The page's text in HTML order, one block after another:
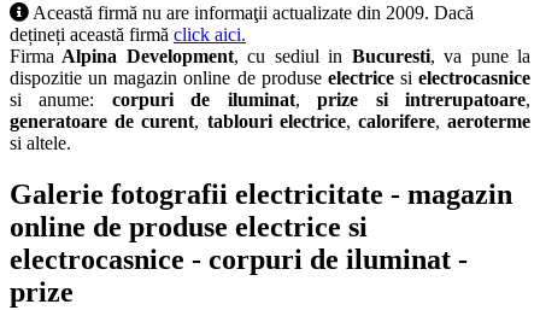
Această firmă nu are informaţii actualizate din 2009. Dacă
dețineți această firmă click aici.
Firma Alpina Development, cu sediul in Bucuresti, va pune la
dispozitie un magazin online de produse electricesi electrocasnice
si anume: corpuri de iluminat,prize si intrerupatoare,
generatoare de curent, tablouri electrice, calorifere, aeroterme
si altele.
Galerie fotografii electricitate - magazin
online de produse electrice si
electrocasnice - corpuri de iluminat -
prize